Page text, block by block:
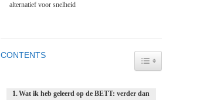
alternatief voor snelheid
CONTENTS TOGGLE TABLE
Wat ik heb geleerd op de BETT: verder dan